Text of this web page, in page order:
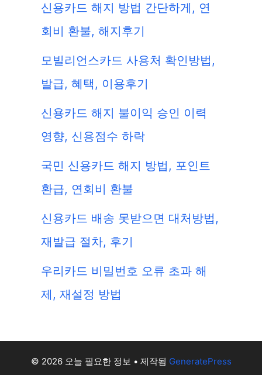
신용카드 해지 방법 간단하게, 연
회비 환불, 해지후기
모빌리언스카드 사용처 확인방법,
발급, 혜택, 이용후기
신용카드 해지 불이익 승인 이력
영향, 신용점수 하락
국민 신용카드 해지 방법, 포인트
환급, 연회비 환불
신용카드 배송 못받으면 대처방법,
재발급 절차, 후기
우리카드 비밀번호 오류 초과 해
제, 재설정 방법
© 2026 오늘 필요한 정보 • 제작됨 GeneratePress